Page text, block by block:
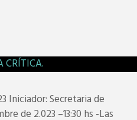
Iniciador: Secretaria de
de 2.023 –13:30 hs -Las